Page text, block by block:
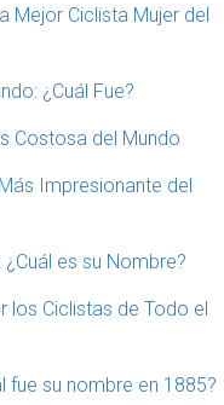
Mejor Ciclista Mujer del
¿Cuál Fue?
Costosa del Mundo
Impresionante del
es su Nombre?
los Ciclistas de Todo el
fue su nombre en 1885?